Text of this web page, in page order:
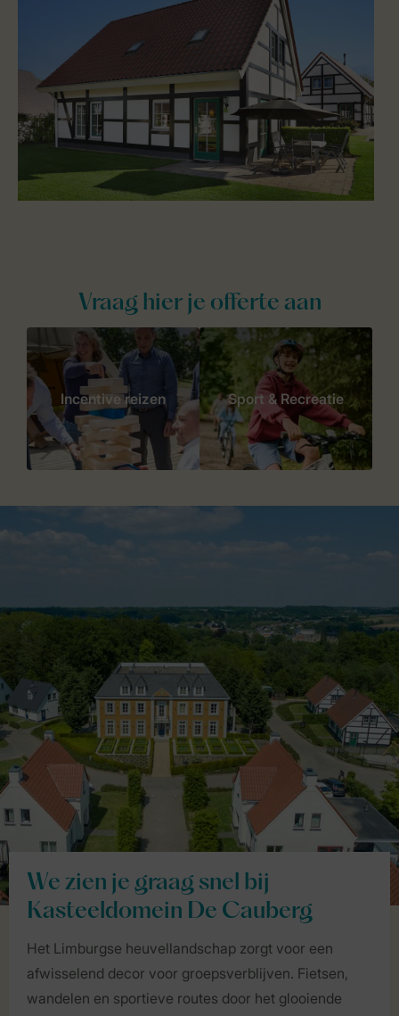
Vraag hier je offerte aan
Incentive reizen Sport & Recreatie
We zien je graag snel bij
Kasteeldomein De Cauberg
Het Limburgse heuvellandschap zorgt voor een
afwisselend decor voor groepsverblijven. Fietsen,
wandelen en sportieve routes door het glooiende